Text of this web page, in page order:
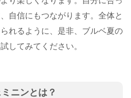
自信にもつながります。全体と
れるように、是非、ブルベ夏の
してみてください。
ニンとは？